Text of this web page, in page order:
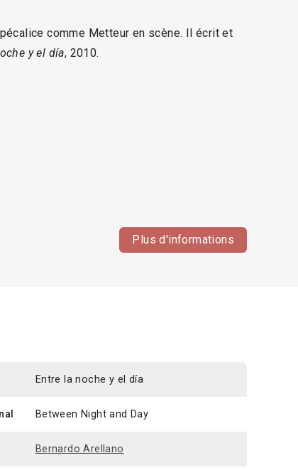
comme Metteur en scène. Il écrit et
y el día, 2010.
Plus d'informations
Entre la noche y el día
Between Night and Day
Bernardo Arellano